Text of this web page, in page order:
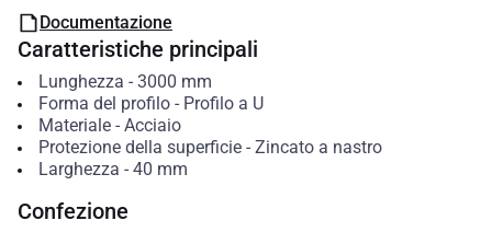
Documentazione
Caratteristiche principali
Lunghezza - 3000 mm
Forma del profilo- Profilo a U
Materiale- Acciaio
Protezione della superficie- Zincato a nastro
Larghezza - 40 mm
Confezione